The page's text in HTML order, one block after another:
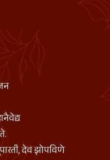
देव झोपविणे